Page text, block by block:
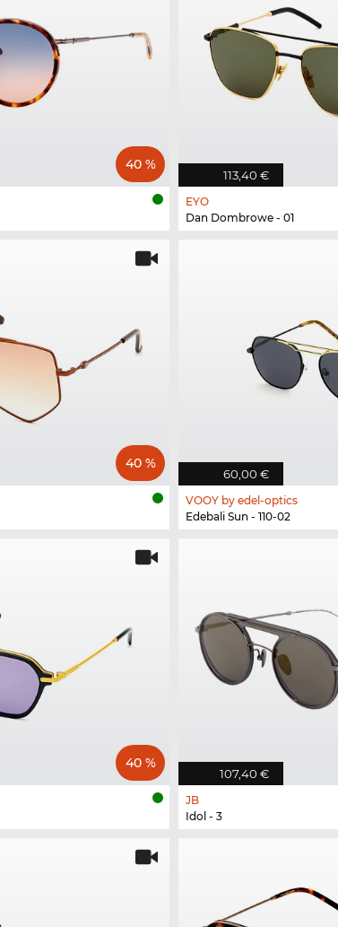
40 %
113,40 €
EYO
Dan Dombrowe - 01
40 %
60,00 €
VOOY by edel-optics
Edebali Sun - 110-02
40 %
107,40 €
JB
Idol - 3